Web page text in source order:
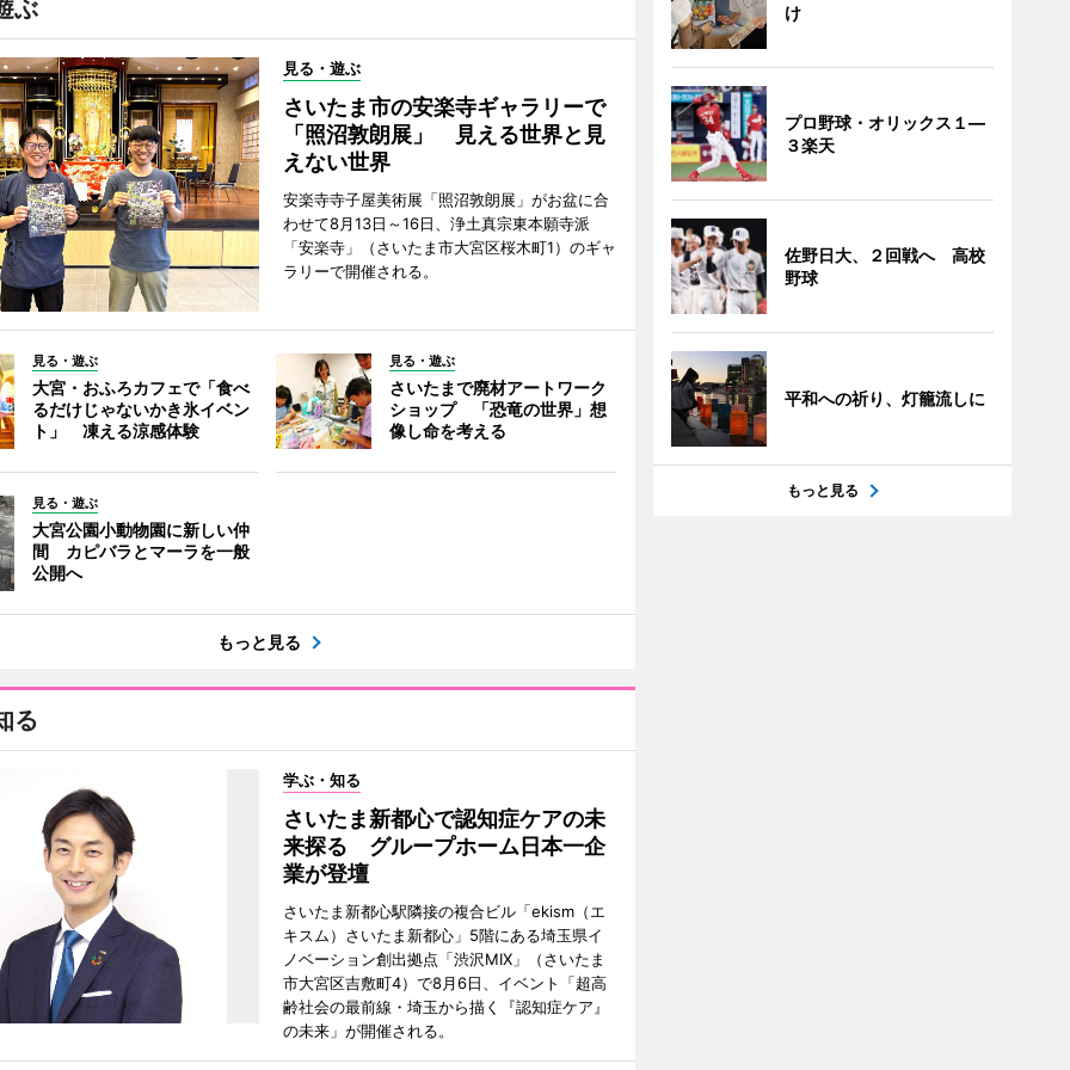
ぶ
見る・遊ぶ
さいたま市の安楽寺ギャラリーで
「照沼敦朗展」 見える世界と見
えない世界
安楽寺寺子屋美術展「照沼敦朗展」がお盆に合
わせて8月13日～16日、浄土真宗東本願寺派
「安楽寺」（さいたま市大宮区桜木町1）のギャ
ラリーで開催される。
見る・遊ぶ
大宮・おふろカフェで「食べ
るだけじゃないかき氷イベン
ト」 凍える涼感体験
見る・遊ぶ
さいたまで廃材アートワーク
ショップ 「恐竜の世界」想
像し命を考える
見る・遊ぶ
大宮公園小動物園に新しい仲
間 カピバラとマーラを一般
公開へ
もっと見る
る
学ぶ・知る
さいたま新都心で認知症ケアの未
来探る グループホーム日本一企
業が登壇
さいたま新都心駅隣接の複合ビル「ekism（エ
キスム）さいたま新都心」5階にある埼玉県イ
ノベーション創出拠点「渋沢MIX」（さいたま
市大宮区吉敷町4）で8月6日、イベント「超高
齢社会の最前線・埼玉から描く『認知症ケア』
の未来」が開催される。
け
プロ野球・オリックス１―
３楽天
佐野日大、２回戦へ 高校
野球
平和への祈り、灯籠流しに
もっと見る